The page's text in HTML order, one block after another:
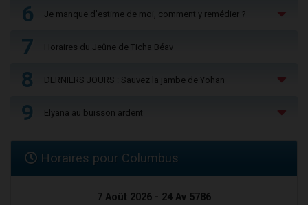
6 Je manque d'estime de moi, comment y remédier ?
7 Horaires du Jeûne de Ticha Béav
8 DERNIERS JOURS : Sauvez la jambe de Yohan
9 Elyana au buisson ardent
Horaires pour Columbus
7 Août 2026 - 24 Av 5786